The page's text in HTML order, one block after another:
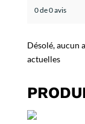
0 de 0 avis
Désolé, aucun
actuelles